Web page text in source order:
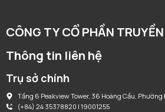
CÔNG TY CỔ PHẦN
Thông tin liên hệ
Trụ sở chính
Tầng 6 Peakview Tower, 36 Hoàng Cầu, Phường
(+84) 24 35378820 | 19001255